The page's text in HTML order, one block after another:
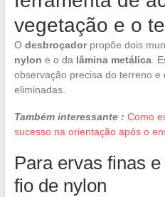
vegetação e o
O desbroçadorpropõe dois
nylon e o da lâmina metálica.
observação precisa do terreno e
eliminadas.
Também interessante : Como
sucesso na orientação após o
Para ervas finas
fio de nylon